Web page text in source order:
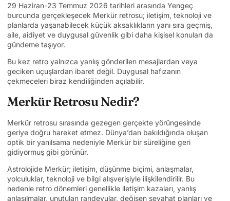
29 Haziran-23 Temmuz 2026 tarihleri arasında Yengeç
burcunda gerçekleşecek Merkür retrosu; iletişim, teknoloji ve
planlarda yaşanabilecek küçük aksaklıkların yanı sıra geçmiş,
aile, aidiyet ve duygusal güvenlik gibi daha kişisel konuları da
gündeme taşıyor.
Bu kez retro yalnızca yanlış gönderilen mesajlardan veya
geciken uçuşlardan ibaret değil. Duygusal hafızanın
çekmeceleri biraz kendiliğinden açılabilir.
Merkür Retrosu Nedir?
Merkür retrosu sırasında gezegen gerçekte yörüngesinde
geriye doğru hareket etmez. Dünya’dan bakıldığında oluşan
optik bir yanılsama nedeniyle Merkür bir süreliğine geri
gidiyormuş gibi görünür.
Astrolojide Merkür; iletişim, düşünme biçimi, anlaşmalar,
yolculuklar, teknoloji ve bilgi alışverişiyle ilişkilendirilir. Bu
nedenle retro dönemleri genellikle iletişim kazaları, yanlış
anlaşılmalar, unutulan randevular, değişen seyahat planları ve